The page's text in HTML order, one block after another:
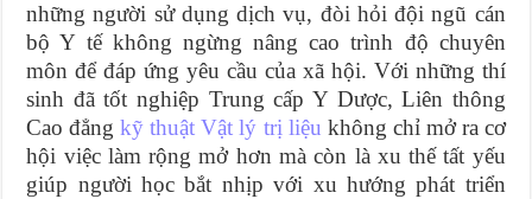
những người sử dụng dịch vụ, đòi hỏi đội ngũ cán
bộ Y tế không ngừng nâng cao trình độ chuyên
môn để đáp ứng yêu cầu của xã hội. Với những thí
sinh đã tốt nghiệp Trung cấp Y Dược, Liên thông
Cao đẳngkỹ thuật Vật lý trị liệu không chỉ mở ra cơ
hội việc làm rộng mở hơn mà còn là xu thế tất yếu
giúp người học bắt nhịp với xu hướng phát triển